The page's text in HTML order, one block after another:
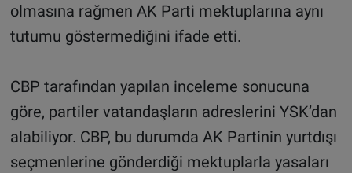
olmasına rağmen AK Parti mektuplarına aynı
tutumu göstermediğini ifade etti.
CBP tarafından yapılan inceleme sonucuna
göre, partiler vatandaşların adreslerini YSK’dan
alabiliyor. CBP, bu durumda AK Partinin yurtdışı
seçmenlerine gönderdiği mektuplarla yasaları